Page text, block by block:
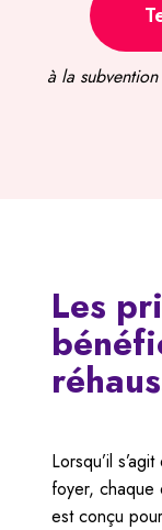
à la
Les
Lorsqu’il
foyer, chaque
est conçu